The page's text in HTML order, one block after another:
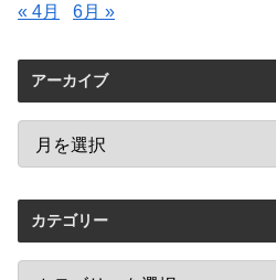
« 4月 6月 »
アーカイブ
カテゴリー